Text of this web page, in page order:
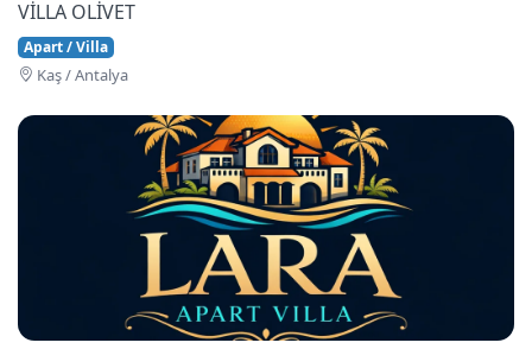
VİLLA OLİVET
Apart / Villa
Kaş / Antalya